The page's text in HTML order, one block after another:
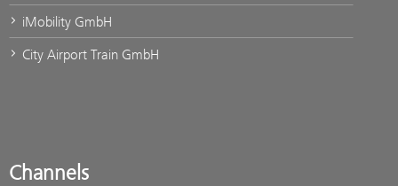
iMobility GmbH
City Airport Train GmbH
Channels